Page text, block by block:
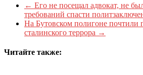
← Его не посещал адвокат, не
требований спасти
На Бутовском полигоне почтили
сталинского террора →
Читайте также: